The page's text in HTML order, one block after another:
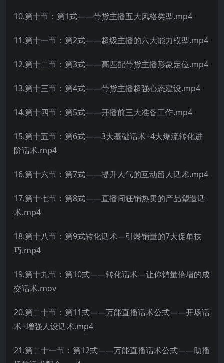
10.第十节：第1式——带货主播五大风格类型.mp4
11.第十一节：第2式——超级主播的六大能力模型.mp4
12.第十二节：第3式——高匹配带货主播形象定位.mp4
13.第十三节：第4式——带货主播超强心态建设.mp4
14.第十四节：第5式——开播前三大准备工作.mp4
15.第十五节：第6式——3大基础话术+4大爆流转化进
阶话术.mp4
16.第十六节：第7式——提升人气的互动留人话术.mp4
17.第十七节：第8式——直播间狂销热卖的产品塑造话
术.mp4
18.第十八节：第9式转化话术—引爆销量的7大促单技
巧.mp4
19.第十九节：第10式——转化话术—让你销量倍增的成
交话术.mov
20.第二十节：第11式——万能直播话术公式——开场话
术+增强人设话术.mp4
21.第二十一节：第12式——万能直播话术公式——助播